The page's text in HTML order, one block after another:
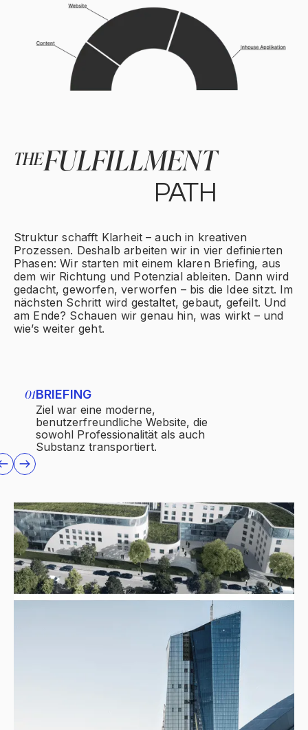
THEFULFILLMENT
PATH
Struktur schafft Klarheit – auch in kreativen
Prozessen. Deshalb arbeiten wir in vier definierten
Phasen: Wir starten mit einem klaren Briefing, aus
dem wir Richtung und Potenzial ableiten. Dann wird
gedacht, geworfen, verworfen – bis die Idee sitzt. Im
nächsten Schritt wird gestaltet, gebaut, gefeilt. Und
am Ende? Schauen wir genau hin, was wirkt – und
wie’s weiter geht.
01BRIEFING
Ziel war eine moderne,
benutzerfreundliche Website, die
sowohl Professionalität als auch
Substanz transportiert.